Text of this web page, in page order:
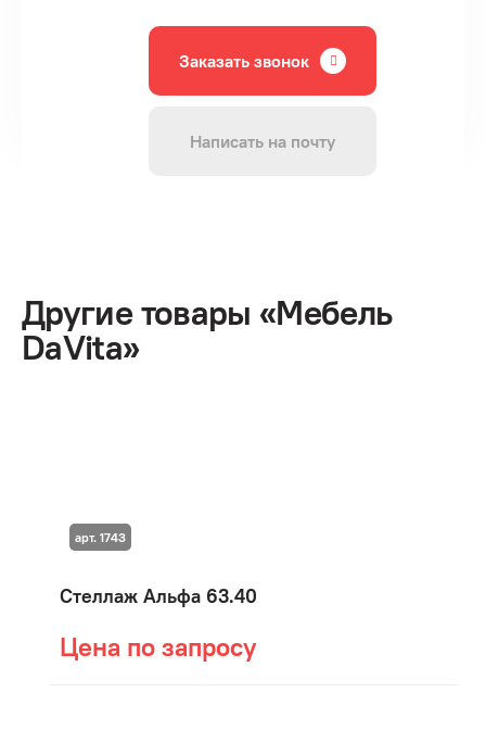
Заказать звонок
Написать на почту
Другие товары «Мебель
DaVita»
Стеллаж Альфа 63.40
Цена по запросу
арт. 1743